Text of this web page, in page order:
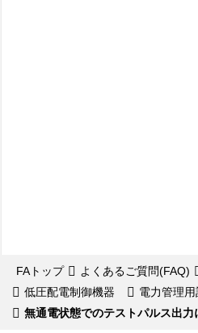
FAトップ よくあるご質問(FAQ)
低圧配電制御機器
電力管理用
無通電状態でのテストパルス出力